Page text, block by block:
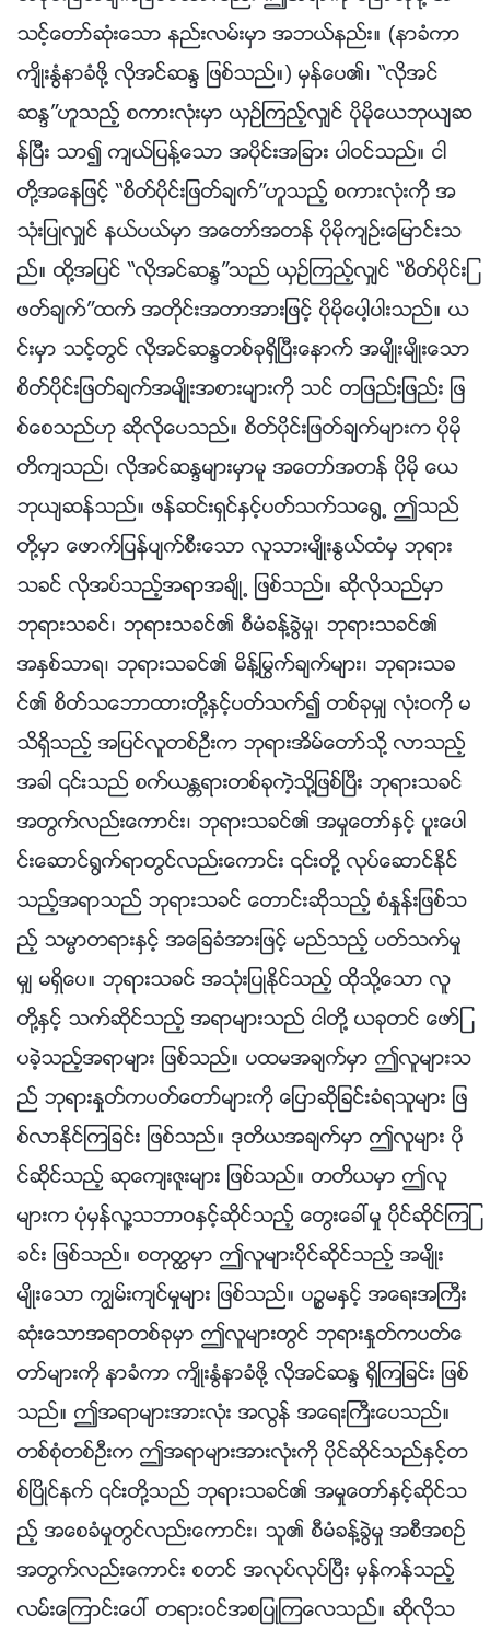
သင့္ေတာ္ဆုံးေသာ နည္းလမ္းမွာ အဘယ္နည္း။ (နာခံကာ
က်ိဳးႏြံနာခံဖို႔ လိုအင္ဆႏၵ ျဖစ္သည္။) မွန္ေပ၏၊ “လိုအင္
ဆႏၵ”ဟူသည့္ စကားလုံးမွာ ယွဥ္ၾကည့္လွ်င္ ပိုမိုေယဘုယ်ဆ
န္ၿပီး သာ၍ က်ယ္ျပန႔္ေသာ အပိုင္းအျခား ပါဝင္သည္။ ငါ
တို႔အေနျဖင့္ “စိတ္ပိုင္းျဖတ္ခ်က္”ဟူသည့္ စကားလုံးကို အ
သုံးျပဳလွ်င္ နယ္ပယ္မွာ အေတာ္အတန္ ပိုမိုက်ဥ္းေျမာင္းသ
ည္။ ထို႔အျပင္ “လိုအင္ဆႏၵ”သည္ ယွဥ္ၾကည့္လွ်င္ “စိတ္ပိုင္းျ
ဖတ္ခ်က္”ထက္ အတိုင္းအတာအားျဖင့္ ပိုမိုေပါ့ပါးသည္။ ယ
င္းမွာ သင့္တြင္ လိုအင္ဆႏၵတစ္ခုရွိၿပီးေနာက္ အမ်ိဳးမ်ိဳးေသာ
စိတ္ပိုင္းျဖတ္ခ်က္အမ်ိဳးအစားမ်ားကို သင္ တျဖည္းျဖည္း ျဖ
စ္ေစသည္ဟု ဆိုလိုေပသည္။ စိတ္ပိုင္းျဖတ္ခ်က္မ်ားက ပိုမို
တိက်သည္၊ လိုအင္ဆႏၵမ်ားမွာမူ အေတာ္အတန္ ပိုမို ေယ
ဘုယ်ဆန္သည္။ ဖန္ဆင္းရွင္ႏွင့္ပတ္သက္သေ႐ြ႕ ဤသည္
တို႔မွာ ေဖာက္ျပန္ပ်က္စီးေသာ လူသားမ်ိဳးႏြယ္ထံမွ ဘုရား
သခင္ လိုအပ္သည့္အရာအခ်ိဳ႕ ျဖစ္သည္။ ဆိုလိုသည္မွာ
ဘုရားသခင္၊ ဘုရားသခင္၏ စီမံခန႔္ခြဲမႈ၊ ဘုရားသခင္၏
အႏွစ္သာရ၊ ဘုရားသခင္၏ မိန႔္ႁမြက္ခ်က္မ်ား၊ ဘုရားသခ
င္၏ စိတ္သေဘာထားတို႔ႏွင့္ပတ္သက္၍ တစ္ခုမွ် လုံးဝကို မ
သိရွိသည့္ အျပင္လူတစ္ဦးက ဘုရားအိမ္ေတာ္သို႔ လာသည့္
အခါ ၎သည္ စက္ယႏၲရားတစ္ခုကဲ့သို႔ျဖစ္ၿပီး ဘုရားသခင္
အတြက္လည္းေကာင္း၊ ဘုရားသခင္၏ အမႈေတာ္ႏွင့္ ပူးေပါ
င္းေဆာင္႐ြက္ရာတြင္လည္းေကာင္း ၎တို႔ လုပ္ေဆာင္ႏိုင္
သည့္အရာသည္ ဘုရားသခင္ ေတာင္းဆိုသည့္ စံႏႈန္းျဖစ္သ
ည့္ သမၼာတရားႏွင့္ အေျခခံအားျဖင့္ မည္သည့္ ပတ္သက္မႈ
မွ် မရွိေပ။ ဘုရားသခင္ အသုံးျပဳႏိုင္သည့္ ထိုသို႔ေသာ လူ
တို႔ႏွင့္ သက္ဆိုင္သည့္ အရာမ်ားသည္ ငါတို႔ ယခုတင္ ေဖာ္ျ
ပခဲ့သည့္အရာမ်ား ျဖစ္သည္။ ပထမအခ်က္မွာ ဤလူမ်ားသ
ည္ ဘုရားႏႈတ္ကပတ္ေတာ္မ်ားကို ေျပာဆိုျခင္းခံရသူမ်ား ျဖ
စ္လာႏိုင္ၾကျခင္း ျဖစ္သည္။ ဒုတိယအခ်က္မွာ ဤလူမ်ား ပို
င္ဆိုင္သည့္ ဆုေက်းဇူးမ်ား ျဖစ္သည္။ တတိယမွာ ဤလူ
မ်ားက ပုံမွန္လူ႔သဘာဝႏွင့္ဆိုင္သည့္ ေတြးေခၚမႈ ပိုင္ဆိုင္ၾကျ
ခင္း ျဖစ္သည္။ စတုတၳမွာ ဤလူမ်ားပိုင္ဆိုင္သည့္ အမ်ိဳး
မ်ိဳးေသာ ကြၽမ္းက်င္မႈမ်ား ျဖစ္သည္။ ပၪၥမႏွင့္ အေရးအႀကီး
ဆုံးေသာအရာတစ္ခုမွာ ဤလူမ်ားတြင္ ဘုရားႏႈတ္ကပတ္ေ
တာ္မ်ားကို နာခံကာ က်ိဳးႏြံနာခံဖို႔ လိုအင္ဆႏၵ ရွိၾကျခင္း ျဖစ္
သည္။ ဤအရာမ်ားအားလုံး အလြန္ အေရးႀကီးေပသည္။
တစ္စုံတစ္ဦးက ဤအရာမ်ားအားလုံးကို ပိုင္ဆိုင္သည္ႏွင့္တ
စ္ၿပိဳင္နက္ ၎တို႔သည္ ဘုရားသခင္၏ အမႈေတာ္ႏွင့္ဆိုင္သ
ည့္ အေစခံမႈတြင္လည္းေကာင္း၊ သူ၏ စီမံခန႔္ခြဲမႈ အစီအစဥ္
အတြက္လည္းေကာင္း စတင္ အလုပ္လုပ္ၿပီး မွန္ကန္သည့္
လမ္းေၾကာင္းေပၚ တရားဝင္အစျပဳၾကေလသည္။ ဆိုလိုသ